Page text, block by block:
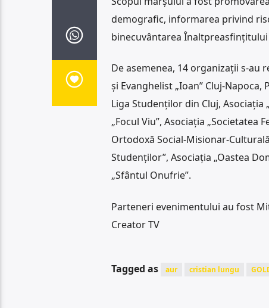
demografic, informarea privind
binecuvântarea
De asemenea, 14 organizații s-au
și Evanghelist „Ioan” Cluj-Napoca,
Liga Studenților din Cluj, Asociația
„Focul Viu”, Asociația „Societatea
Ortodoxă Social-Misionar-
Studenților”, Asociația „Oastea
„Sfântul Onufrie”.
Parteneri evenimentului au fost
Creator TV
Tagged as aur cristian lungu